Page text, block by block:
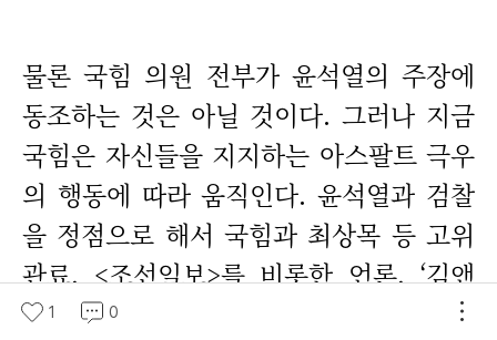
물론 국힘 의원 전부가 윤석열의 주장에
동조하는 것은 아닐 것이다. 그러나 지금
국힘은 자신들을 지지하는 아스팔트 극우
의 행동에 따라 움직인다. 윤석열과 검찰
을 정점으로 해서 국힘과 최상목 등 고위
관료, <조선일보>를 비롯한 언론, ‘김앤
장’과 같은 대형 로펌, 그리고 재벌의 네트
1 0